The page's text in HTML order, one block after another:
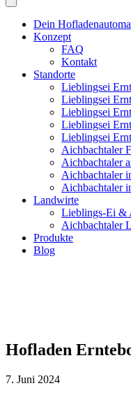
Dein
Konzept
FAQ
Kontakt
Standorte
Lieblingsei
Lieblingsei
Lieblingsei
Lieblingsei
Lieblingsei
Aichbachtaler
Aichbachtaler
Aichbachtaler
Aichbachtaler
Landwirte
Lieblings-Ei &
Aichbachtaler
Produkte
Blog
Hofladen
7. Juni 2024